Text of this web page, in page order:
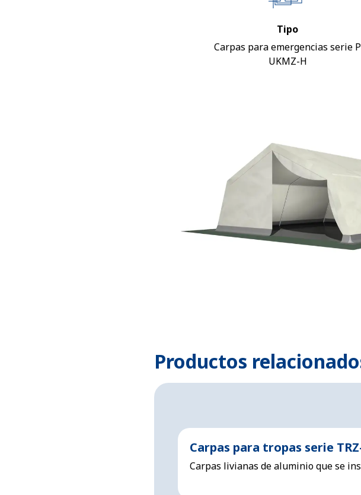
Tipo
Carpas para emergencias serie P
UKMZ-H
Productos
Carpas para tropas serie
Carpas livianas de aluminio que se